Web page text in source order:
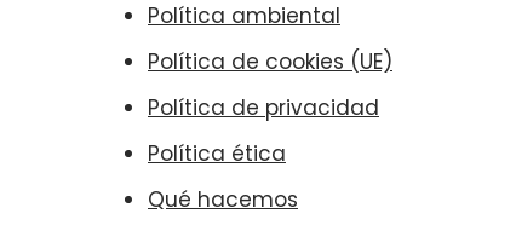
Política ambiental
Política de cookies (UE)
Política de privacidad
Política ética
Qué hacemos